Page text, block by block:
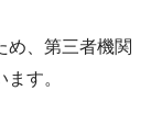
め、第三者機関
す。